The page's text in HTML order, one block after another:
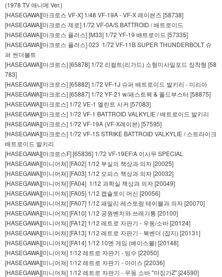
(1978 TV 애니메 Ver.)
[HASEGAWA][마크로스 VF-X] 1/48 VF-19A - VF-X 레이븐즈 [58738]
[HASEGAWA][마크로스 제로] 1/72 VF-0A/S BATTROID / 배트로이드
[HASEGAWA][마크로스 플러스] [M33] 1/72 YF-19 배트로이드 [57335]
[HASEGAWA][마크로스 플러스] 023 1/72 VF-11B SUPER THUNDERBOLT 슈
퍼 썬더볼트
[HASEGAWA][마크로스] [65878] 1/72 리컬트(리가드) 소형미사일포드 장착형 [58
783]
[HASEGAWA][마크로스] [65882] 1/72 VF-1J 슈퍼 배트로이드 발키리 - 미리아
[HASEGAWA][마크로스] [65887] 1/72 YF-21 w/패스트팩 & 폴드부스터 [58875]
[HASEGAWA][마크로스] 1/72 VE-1 엘린트 시커 [57083]
[HASEGAWA][마크로스] 1/72 VF-1 BATTROID VALKYLIE / 배트로이드 발키리
[HASEGAWA][마크로스] 1/72 VF-19A (VF-X레이븐) [57595]
[HASEGAWA][마크로스] 1/72 VF-1S STRIKE BATTROID VALKYLIE / 스트라이크
배트로이드 발키리
[HASEGAWA][마크로스F] [65836] 1/72 VF-19EF/A 이사무 SPECIAL
[HASEGAWA][미니어쳐] [FA02] 1/12 부실의 책상과 의자 [20025]
[HASEGAWA][미니어쳐] [FA03] 1/12 오피스 책상과 의자 [20032]
[HASEGAWA][미니어쳐] [FA04] 1/12 과학실 책상과 의자 [20049]
[HASEGAWA][미니어쳐] [FA05] 1/12 캡슐토이 머신 [20056]
[HASEGAWA][미니어쳐] [FA07] 1/12 패밀리 레스토랑 테이블과 의자 [20070]
[HASEGAWA][미니어쳐] [FA10] 1/12 공원벤치와 쓰레기통 [20100]
[HASEGAWA][미니어쳐] [FA12] 1/12 레트로 자판기 - 우동/소바 [20124]
[HASEGAWA][미니어쳐] [FA13] 1/12 레트로 자판기 - 북벤더 (잡지) [20131]
[HASEGAWA][미니어쳐] [FA14] 1/12 10엔 게임 (베이스볼) [20148]
[HASEGAWA][미니어쳐] 1/12 레트로 자판기 - 빙수 [22050]
[HASEGAWA][미니어쳐] 1/12 레트로 자판기 - 아이스 [22036]
[HASEGAWA][미니어쳐] 1/12 레트로 자판기 - 우동 소바 "마징가Z" [24590]